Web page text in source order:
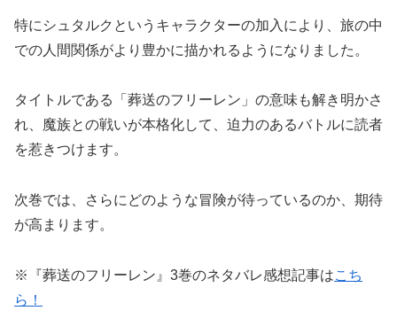
特にシュタルクというキャラクターの加入により、旅の中
での人間関係がより豊かに描かれるようになりました。
タイトルである「葬送のフリーレン」の意味も解き明かさ
れ、魔族との戦いが本格化して、迫力のあるバトルに読者
を惹きつけます。
次巻では、さらにどのような冒険が待っているのか、期待
が高まります。
※『葬送のフリーレン』3巻のネタバレ感想記事はこち
ら！